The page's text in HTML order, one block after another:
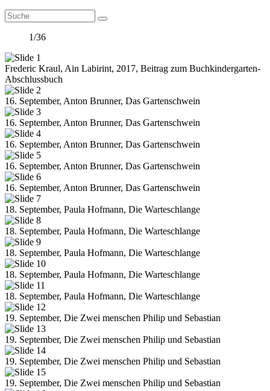
1/36
Frederic Kraul, Ain Labirint, 2017, Beitrag zum Buchkindergarten-
Abschlussbuch
16. September, Anton Brunner, Das Gartenschwein
16. September, Anton Brunner, Das Gartenschwein
16. September, Anton Brunner, Das Gartenschwein
16. September, Anton Brunner, Das Gartenschwein
16. September, Anton Brunner, Das Gartenschwein
18. September, Paula Hofmann, Die Warteschlange
18. September, Paula Hofmann, Die Warteschlange
18. September, Paula Hofmann, Die Warteschlange
18. September, Paula Hofmann, Die Warteschlange
18. September, Paula Hofmann, Die Warteschlange
19. September, Die Zwei menschen Philip und Sebastian
19. September, Die Zwei menschen Philip und Sebastian
19. September, Die Zwei menschen Philip und Sebastian
19. September, Die Zwei menschen Philip und Sebastian